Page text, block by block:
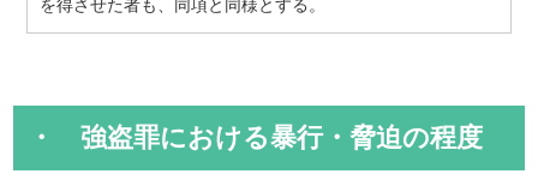
・ 強盗罪における暴行・脅迫の程度